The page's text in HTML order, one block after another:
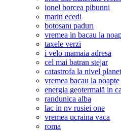
ionel borcea pibunni
marin ecedi
botosanı padurı
vremea in bacau la
taxele verzi
i velo mamaia adresa
cel mai batran stejar
catastrofa la nivel
vremea bacau la noapte
energia geotermală in
randunica alba
lac in nv rusiei one
vremea ucraina vaca
roma